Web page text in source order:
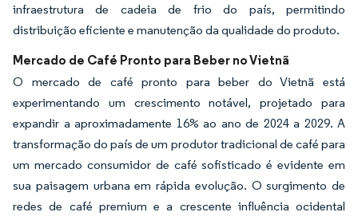
infraestrutura de cadeia de frio do país, permitindo
distribuição eficiente e manutenção da qualidade do produto.
Mercado de Café Pronto para Beber no Vietnã
O mercado de café pronto para beber do Vietnã está
experimentando um crescimento notável, projetado para
expandir a aproximadamente 16% ao ano de 2024 a 2029. A
transformação do país de um produtor tradicional de café para
um mercado consumidor de café sofisticado é evidente em
sua paisagem urbana em rápida evolução. O surgimento de
redes de café premium e a crescente influência ocidental